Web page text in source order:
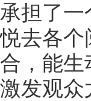
承担了
悦去各个
合，能生
激发观众